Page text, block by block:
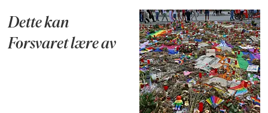
Dette kan
Forsvaret lære av